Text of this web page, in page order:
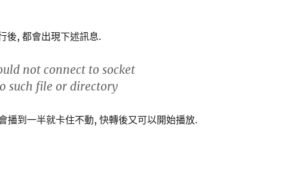
後, 都會出現下述訊息.
not connect to socket
such file or directory
播到一半就卡住不動, 快轉後又可以開始播放.